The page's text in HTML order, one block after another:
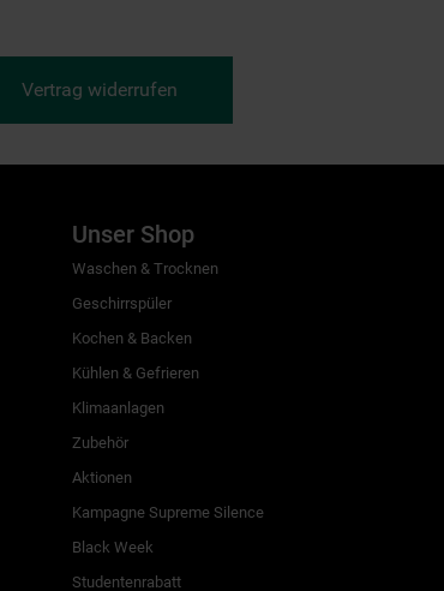
Vertrag widerrufen
Unser Shop
Waschen & Trocknen
Geschirrspüler
Kochen & Backen
Kühlen & Gefrieren
Klimaanlagen
Zubehör
Aktionen
Kampagne Supreme Silence
Black Week
Studentenrabatt